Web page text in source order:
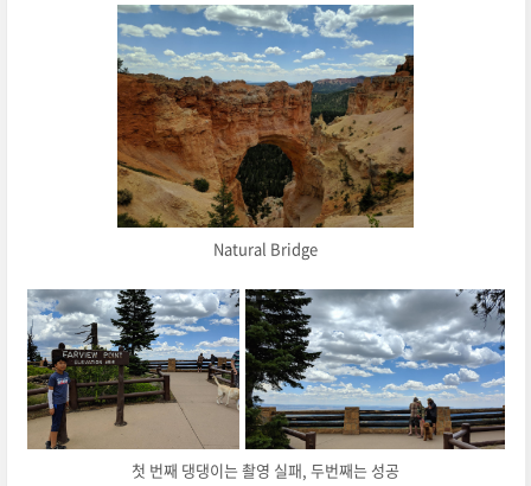
Natural Bridge
첫 번째 댕댕이는 촬영 실패, 두번째는 성공